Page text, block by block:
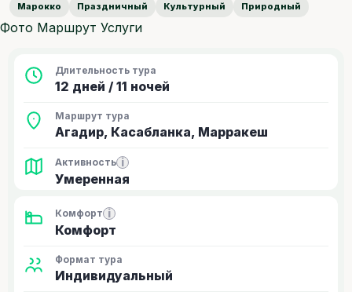
Марокко Праздничный Культурный Природный
Фото Маршрут Услуги
Длительность тура
12 дней / 11 ночей
Маршрут тура
Агадир, Касабланка, Марракеш
Активность i
Умеренная
Комфорт i
Комфорт
Формат тура
Индивидуальный